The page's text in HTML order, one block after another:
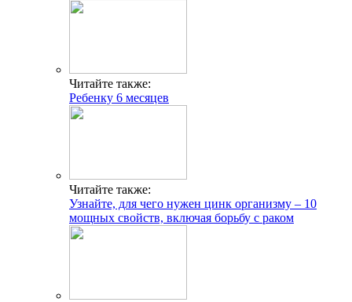
Читайте также:
Ребенку 6 месяцев
Читайте также:
Узнайте, для чего нужен цинк организму – 10
мощных свойств, включая борьбу с раком